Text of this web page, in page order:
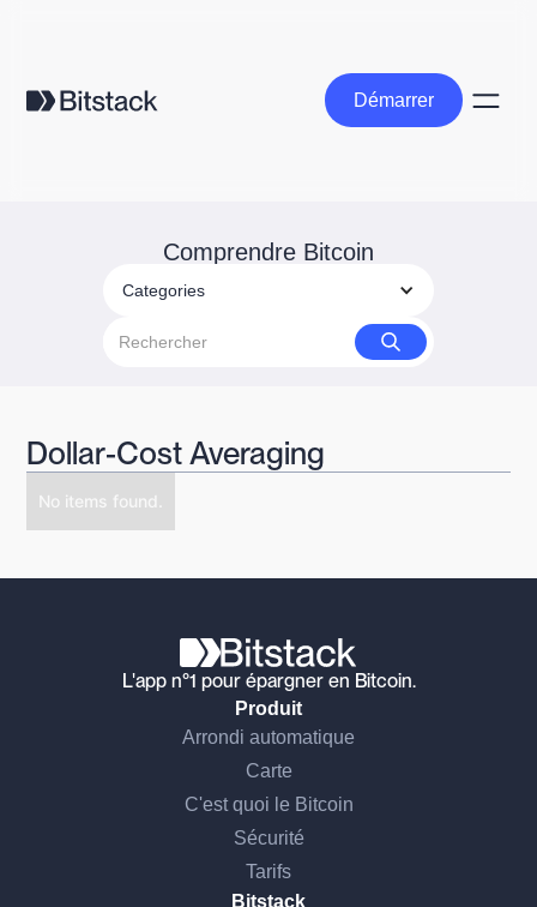
Démarrer
Démarrer
Comprendre Bitcoin
Categories
Dollar-Cost Averaging
No items found.
L'app n°1 pour épargner en Bitcoin.
Produit
Arrondi automatique
Carte
C'est quoi le Bitcoin
Sécurité
Tarifs
Bitstack